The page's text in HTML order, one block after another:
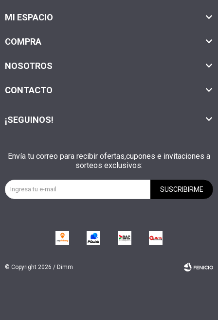
MI ESPACIO
COMPRA
NOSOTROS
CONTACTO
Envía tu correo para recibir ofertas,cupones e invitaciones a
sorteos exclusivos:
SUSCRIBIRME
¡SEGUINOS!
© Copyright 2026 / Dimm